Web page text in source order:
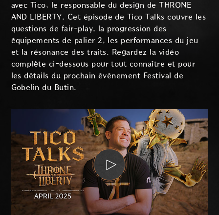
avec Tico, le responsable du design de THRONE
AND LIBERTY. Cet épisode de Tico Talks couvre les
questions de fair-play, la progression des
équipements de palier 2, les performances du jeu
et la résonance des traits. Regardez la vidéo
complète ci-dessous pour tout connaître et pour
les détails du prochain événement Festival de
Gobelin du Butin.